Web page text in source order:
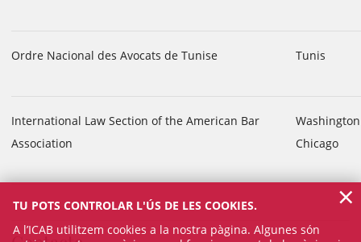
Ordre Nacional des Avocats de Tunise Tunis
International Law Section of the American Bar
Association
Chicago
TU POTS CONTROLAR L'ÚS DE LES COOKIES.
A l’ICAB utilitzem cookies a la nostra pàgina. Algunes són
×